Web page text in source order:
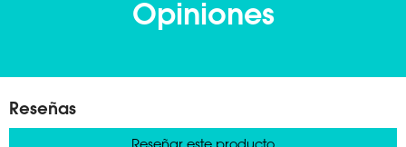
Opiniones